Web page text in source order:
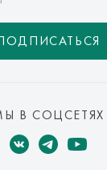
В СОЦСЕТЯХ